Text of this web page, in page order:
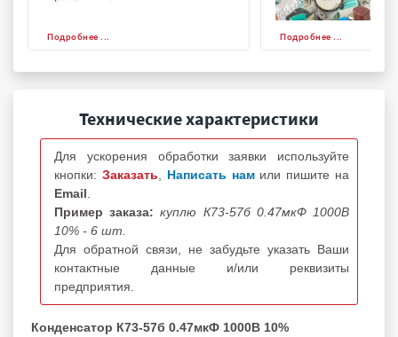
Подробнее ... Подробнее ...
Технические характеристики
Для ускорения обработки заявки используйте
кнопки: Заказать Написать нам или пишите на
Email
Пример заказа: куплю К73-57б 0.47мкФ 1000В
10% - 6 шт.
Для обратной связи, не забудьте указать Ваши
контактные данные и/или реквизиты
предприятия.
Конденсатор К73-57б 0.47мкФ 1000В 10%